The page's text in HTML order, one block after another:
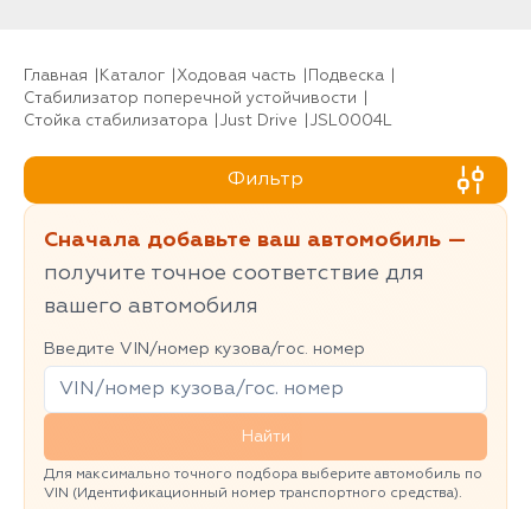
Главная Каталог Ходовая часть
Подвеска
Стабилизатор поперечной устойчивости
Стойка стабилизатора
Just Drive JSL0004L
Фильтр
Сначала добавьте ваш автомобиль —
получите точное соответствие для
вашего автомобиля
Введите VIN/номер кузова/гос. номер
Найти
Для максимально точного подбора выберите автомобиль по
VIN (Идентификационный номер транспортного средства).